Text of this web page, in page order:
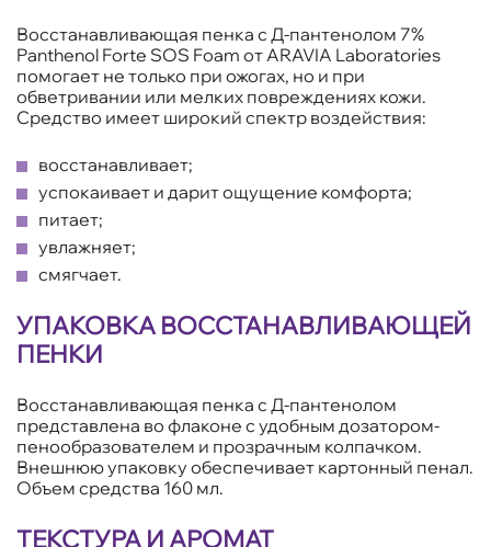
Восстанавливающая пенка с Д-пантенолом 7%
Panthenol Forte SOS Foam от ARAVIA Laboratories
помогает не только при ожогах, но и при
обветривании или мелких повреждениях кожи.
Средство имеет широкий спектр воздействия:
восстанавливает;
успокаивает и дарит ощущение комфорта;
питает;
увлажняет;
смягчает.
УПАКОВКА ВОССТАНАВЛИВАЮЩЕЙ
ПЕНКИ
Восстанавливающая пенка с Д-пантенолом
представлена во флаконе с удобным дозатором-
пенообразователем и прозрачным колпачком.
Внешнюю упаковку обеспечивает картонный пенал.
Объем средства 160 мл.
ТЕКСТУРА И АРОМАТ